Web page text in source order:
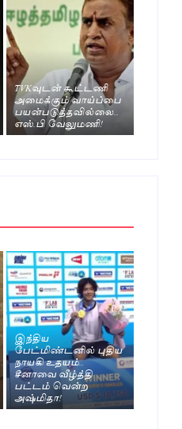
TVKவுடன் கூட்டணி
அமைக்கும் வாய்ப்பை
பயன்படுத்தவில்லை..
எஸ்.பி வேலுமணி!
இந்திய
பேட்மிண்டனில் புதிய
நாயகி உதயம்..
சீனாவை வீழ்த்தி
பட்டம் வென்ற
அஷ்மிதா!